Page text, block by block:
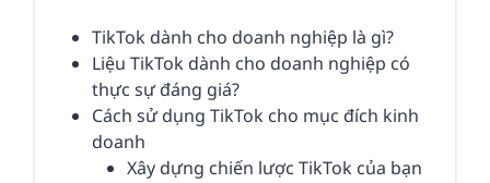
TikTok dành cho doanh nghiệp là gì?
Liệu TikTok dành cho doanh nghiệp có
thực sự đáng giá?
Cách sử dụng TikTok cho mục đích kinh
doanh
Xây dựng chiến lược TikTok của bạn